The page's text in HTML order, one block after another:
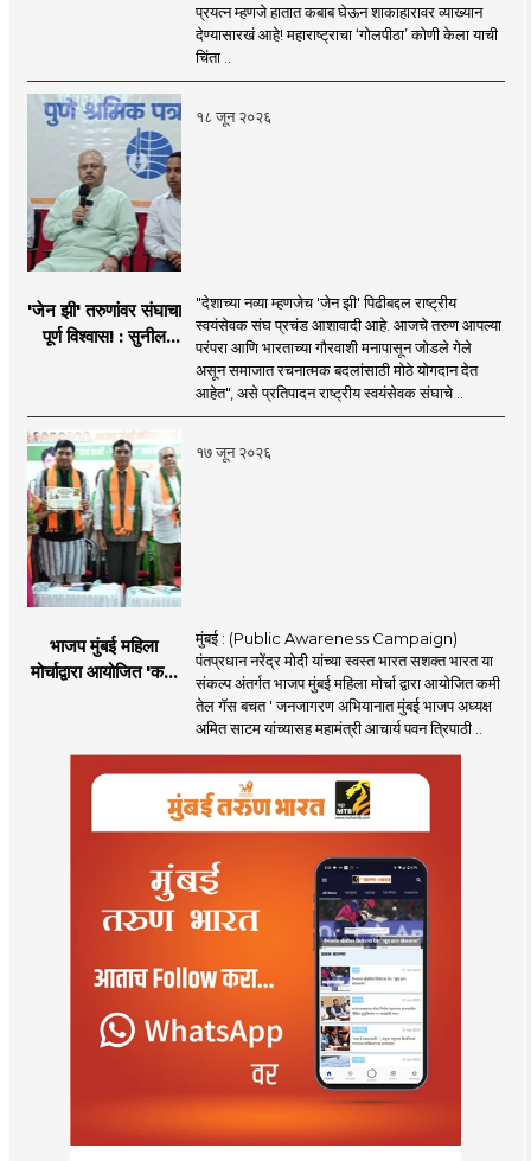
प्रयत्न म्हणजे हातात कबाब घेऊन शाकाहारावर व्याख्यान
देण्यासारखं आहे! महाराष्ट्राचा ‘गोलपीठा’ कोणी केला याची
चिंता ..
१८ जून २०२६
'जेन झी' तरुणांवर संघाचा
पूर्ण विश्वास! : सुनील
"देशाच्या नव्या म्हणजेच 'जेन झी' पिढीबद्दल राष्ट्रीय
स्वयंसेवक संघ प्रचंड आशावादी आहे. आजचे तरुण आपल्या
परंपरा आणि भारताच्या गौरवाशी मनापासून जोडले गेले
असून समाजात रचनात्मक बदलांसाठी मोठे योगदान देत
आहेत", असे प्रतिपादन राष्ट्रीय स्वयंसेवक संघाचे ..
१७ जून २०२६
भाजप मुंबई महिला
मोर्चाद्वारा आयोजित 'कमी
मुंबई : (Public Awareness Campaign)
पंतप्रधान नरेंद्र मोदी यांच्या स्वस्त भारत सशक्त भारत या
संकल्प अंतर्गत भाजप मुंबई महिला मोर्चा द्वारा आयोजित कमी
तेल गॅस बचत ' जनजागरण अभियानात मुंबई भाजप अध्यक्ष
अमित साटम यांच्यासह महामंत्री आचार्य पवन त्रिपाठी ..